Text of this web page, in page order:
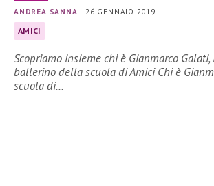
ANDREA SANNA |26 GENNAIO 2019
AMICI
Scopriamo insieme chi è Gianmarco
ballerino della scuola di Amici Chi è
scuola di…